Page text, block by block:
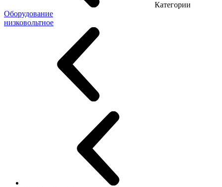
Категории
Оборудование
низковольтное